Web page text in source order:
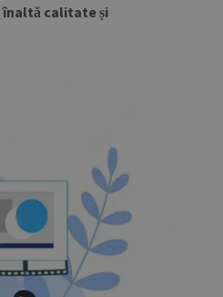
înaltă calitate și